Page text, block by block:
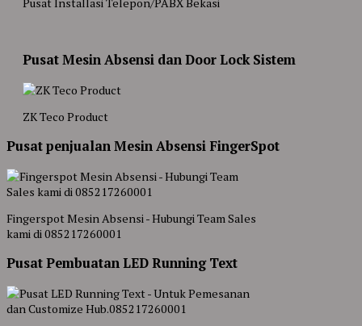
Pusat Mesin Absensi dan Door Lock Sistem
ZK Teco Product
Pusat penjualan Mesin Absensi FingerSpot
Fingerspot Mesin Absensi - Hubungi Team Sales
kami di 085217260001
Pusat Pembuatan LED Running Text